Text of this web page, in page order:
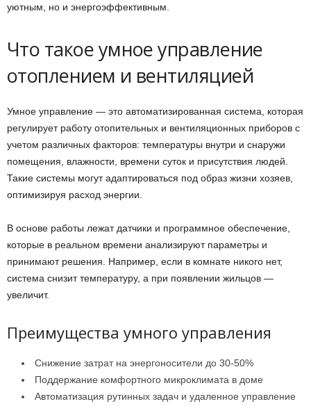
уютным, но и энергоэффективным.
Что такое умное управление
отоплением и вентиляцией
Умное управление — это автоматизированная система, которая
регулирует работу отопительных и вентиляционных приборов с
учетом различных факторов: температуры внутри и снаружи
помещения, влажности, времени суток и присутствия людей.
Такие системы могут адаптироваться под образ жизни хозяев,
оптимизируя расход энергии.
В основе работы лежат датчики и программное обеспечение,
которые в реальном времени анализируют параметры и
принимают решения. Например, если в комнате никого нет,
система снизит температуру, а при появлении жильцов —
увеличит.
Преимущества умного управления
Снижение затрат на энергоносители до 30-50%
Поддержание комфортного микроклимата в доме
Автоматизация рутинных задач и удаленное управление